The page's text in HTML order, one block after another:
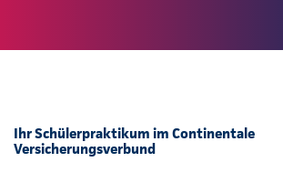
Ihr Schülerpraktikum im Continentale
Versicherungsverbund